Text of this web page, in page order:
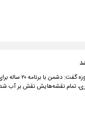
فرمانده هوانیروز ارتش جمهوری اسلامی ایران با اشاره
تمام نقشه‌هایش نقش بر آب